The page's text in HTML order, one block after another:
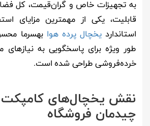
به تجهیزات خاص و گران‌قیمت، کل
قابلیت، یکی از مهمترین مزایای
استانداردیخچال پرده هوا بهسرما
طور ویژه برای پاسخگویی به نیازهای
خرده‌فروشی طراحی شده است.
نقش یخچال‌های کامپکت
چیدمان فروشگاه